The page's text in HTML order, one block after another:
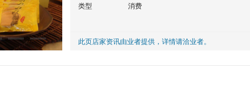
类型
消费
此页店家资讯由业者提供，详情请洽业者。